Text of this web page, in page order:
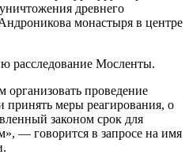
древнего
монастыря в центре
расследование Мосленты.
проведение
принять меры реагирования, о
законом срок для
— говорится в запросе на имя